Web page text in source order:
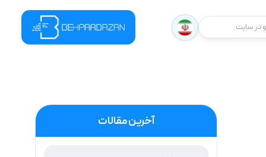
در سایت
آخرین مقالات